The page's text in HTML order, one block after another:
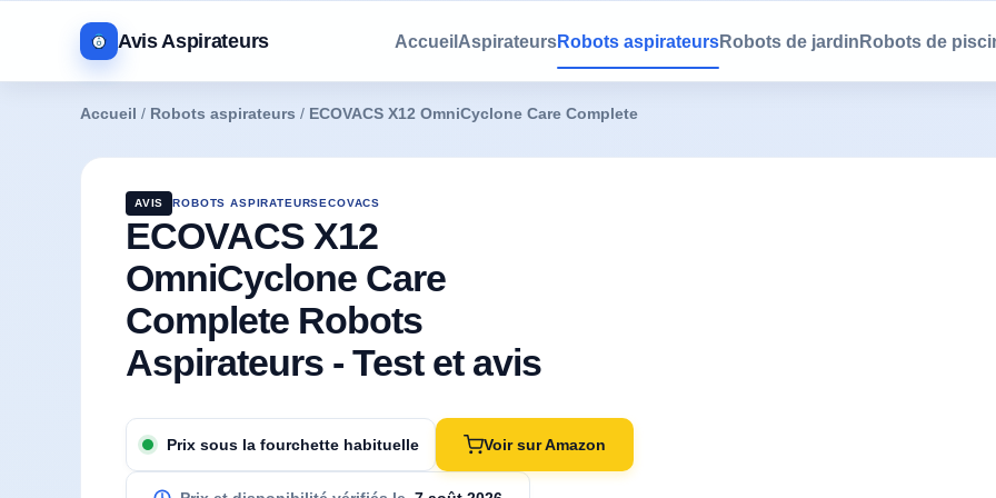
Avis Aspirateurs Accueil AspirateursRobots aspirateursRobots de jardin Robots de
Accueil / Robots aspirateurs / ECOVACS X12 OmniCyclone Care Complete
AVIS ROBOTS ASPIRATEURSECOVACS
ECOVACS X12
OmniCyclone Care
Complete Robots
Aspirateurs - Test et avis
Prix sous la fourchette habituelle Voir sur Amazon